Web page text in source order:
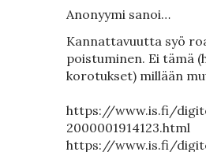
Anonyymi sanoi…
Kannattavuutta syö
poistuminen. Ei tämä
korotukset) millään
https://www.is.fi/
2000001914123.html
https://www.is.fi/